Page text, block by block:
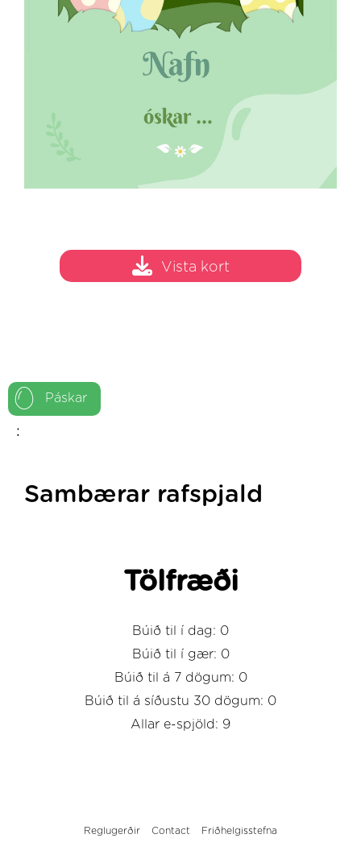
Páskar
:
Vista kort
Sambærar rafspjald
Tölfræði
Búið til í dag: 0
Búið til í gær: 0
Búið til á 7 dögum: 0
Búið til á síðustu 30 dögum: 0
Allar e-spjöld: 9
Reglugerðir Contact Friðhelgisstefna